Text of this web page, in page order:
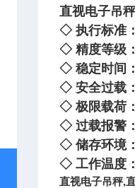
直视电子吊
◇执行标准
◇精度等级
◇稳定时间
◇安全过载
◇极限载荷
◇过载报警
◇储存环境
◇工作温度
直视电子吊秤,